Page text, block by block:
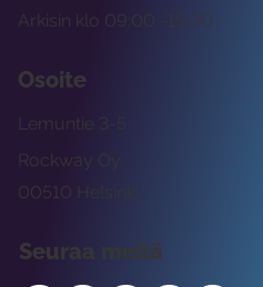
Arkisin klo 09:00 -15:00
Osoite
Rockway Oy
Lemuntie 3-5
00510 Helsinki
Seuraa meitä